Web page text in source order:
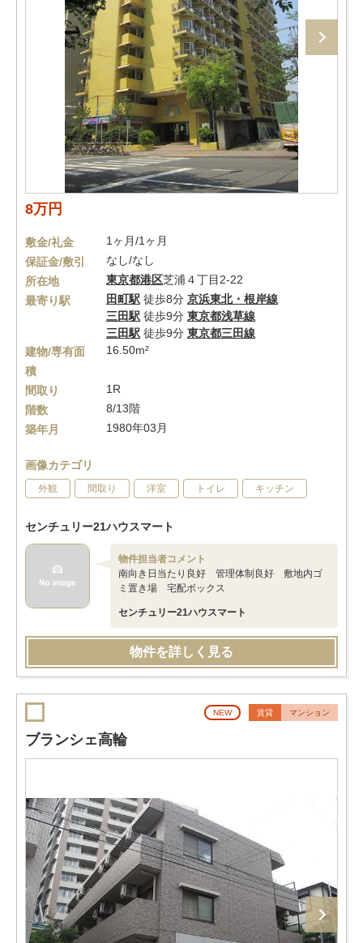
8万円
敷金/礼金
1ヶ月/1ヶ月
保証金/敷引
なし/なし
所在地
東京都港区芝浦４丁目2-22
最寄り駅
田町駅 徒歩8分 京浜東北・根岸線
三田駅 徒歩9分 東京都浅草線
三田駅 徒歩9分 東京都三田線
建物/専有面
積
16.50m²
間取り
1R
階数
8/13階
築年月
1980年03月
画像カテゴリ
外観 間取り 洋室 トイレ キッチン
センチュリー21ハウスマート
物件担当者コメント
南向き日当たり良好 管理体制良好 敷地内ゴ
ミ置き場 宅配ボックス
センチュリー21ハウスマート
物件を詳しく見る
NEW 賃貸 マンション
ブランシェ高輪